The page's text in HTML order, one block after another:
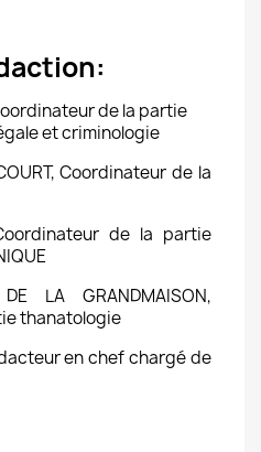
:
de la partie
et criminologie
Coordinateur de la
de la partie
LA GRANDMAISON,
thanatologie
en chef chargé de